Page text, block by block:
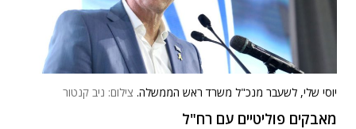
יוסי שלי, לשעבר מנכ"ל משרד ראש הממשלה. צילום: ניב קנטור
מאבקים פוליטיים עם רח"ל